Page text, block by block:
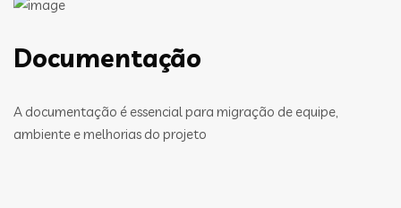
Documentação
A documentação é essencial para migração de equipe,
ambiente e melhorias do projeto